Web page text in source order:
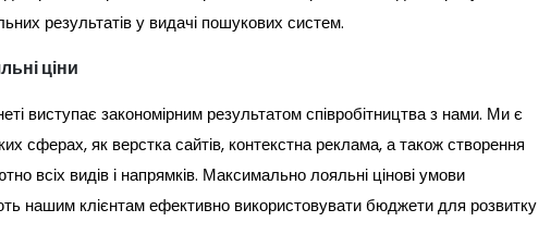
результатів у видачі пошукових систем.
ціни
виступає закономірним результатом співробітництва з нами. Ми є
сферах, як верстка сайтів, контекстна реклама, а також створення
всіх видів і напрямків. Максимально лояльні цінові умови
нашим клієнтам ефективно використовувати бюджети для розвитку